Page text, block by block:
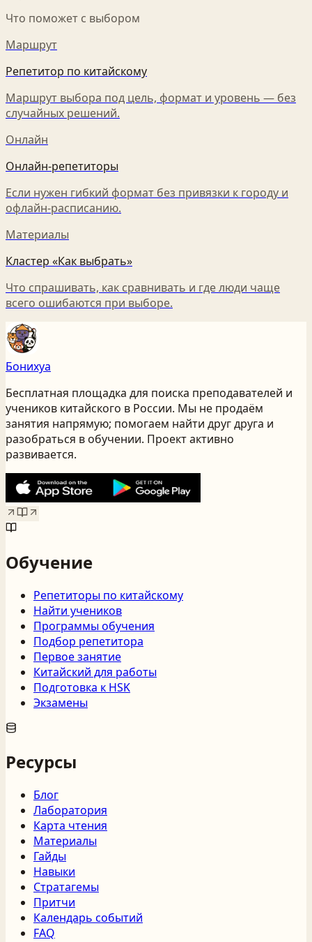
Что поможет с выбором
Маршрут
Репетитор по китайскому
Маршрут выбора под цель, формат и уровень — без
случайных решений.
Онлайн
Онлайн-репетиторы
Если нужен гибкий формат без привязки к городу и
офлайн-расписанию.
Материалы
Кластер «Как выбрать»
Что спрашивать, как сравнивать и где люди чаще
всего ошибаются при выборе.
Бонихуа
Бесплатная площадка для поиска преподавателей и
учеников китайского в России. Мы не продаём
занятия напрямую; помогаем найти друг друга и
разобраться в обучении. Проект активно
развивается.
Обучение
Репетиторы по китайскому
Найти учеников
Программы обучения
Подбор репетитора
Первое занятие
Китайский для работы
Подготовка к HSK
Экзамены
Ресурсы
Блог
Лаборатория
Карта чтения
Материалы
Гайды
Навыки
Стратагемы
Притчи
Календарь событий
FAQ